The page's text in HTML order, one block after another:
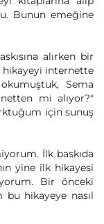
Bunun emeğine
alırken bir
hikayeyi internette
Sema
mi alıyor?"
için sunuş
İlk baskıda
yine ilk hikayesi
Bir önceki
hikayeye nasıl